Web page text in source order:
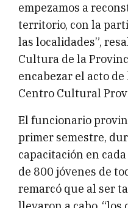
empezamos a
territorio, con la
las localidades”,
Cultura de la
encabezar el acto
Centro Cultural
El funcionario
primer semestre,
capacitación en
de 800 jóvenes de
remarcó que al ser